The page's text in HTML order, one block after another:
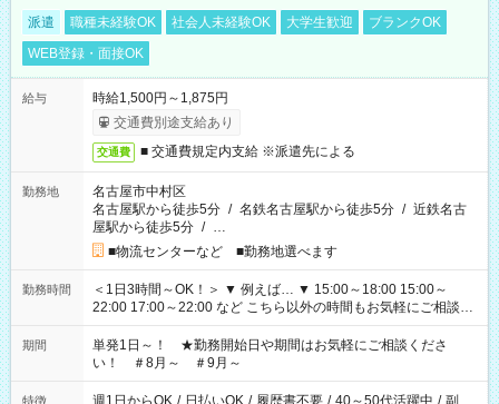
派遣 職種未経験OK 社会人未経験OK 大学生歓迎
ブランクOK
WEB登録・面接OK
給与
時給1,500円～1,875円
交通費別途支給あり
交通費 ■ 交通費規定内支給 ※派遣先による
勤務地
名古屋市中村区
名古屋駅から徒歩5分 / 名鉄名古屋駅から徒歩5分 / 近鉄名古
屋駅から徒歩5分 / …
■物流センターなど ■勤務地選べます
勤務時間
＜1日3時間～OK！＞ ▼ 例えば… ▼ 15:00～18:00 15:00～
22:00 17:00～22:00 など こちら以外の時間もお気軽にご相談く
ださい！
期間
単発1日～！ ★勤務開始日や期間はお気軽にご相談くださ
い！ ＃8月～ ＃9月～
特徴 週1日からOK / 日払いOK / 履歴書不要 / 40～50代活躍中 / 副